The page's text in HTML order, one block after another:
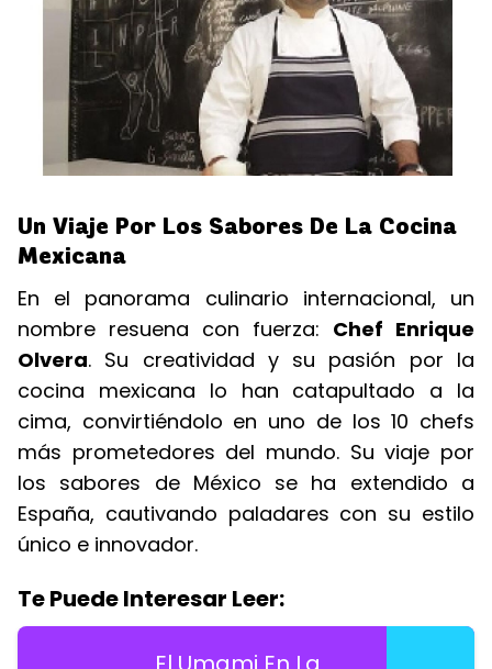
Un Viaje Por Los Sabores De La Cocina
Mexicana
En el panorama culinario internacional, un
nombre resuena con fuerza: Chef Enrique
Olvera. Su creatividad y su pasión por la
cocina mexicana lo han catapultado a la
cima, convirtiéndolo en uno de los 10 chefs
más prometedores del mundo. Su viaje por
los sabores de México se ha extendido a
España, cautivando paladares con su estilo
único e innovador.
Te Puede Interesar Leer: